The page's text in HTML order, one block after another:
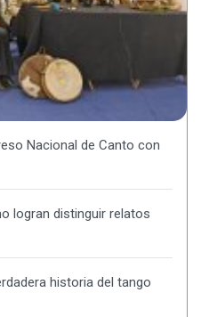
Nacional de Canto con
logran distinguir relatos
historia del tango